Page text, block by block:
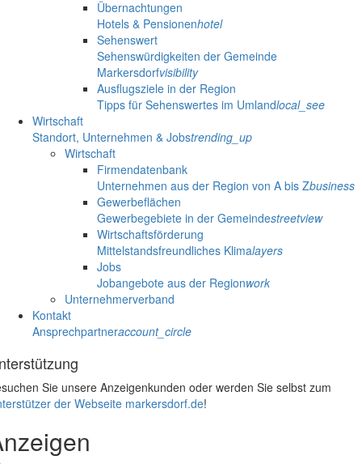
Übernachtungen
Hotels & Pensionenhotel
Sehenswert
Sehenswürdigkeiten der Gemeinde
Markersdorfvisibility
Ausflugsziele in der Region
Tipps für Sehenswertes im Umlandlocal_see
Wirtschaft
Standort, Unternehmen & Jobstrending_up
Wirtschaft
Firmendatenbank
Unternehmen aus der Region von A bis Zbusiness
Gewerbeflächen
Gewerbegebiete in der Gemeindestreetview
Wirtschaftsförderung
Mittelstandsfreundliches Klimalayers
Jobs
Jobangebote aus der Regionwork
Unternehmerverband
Kontakt
Ansprechpartneraccount_circle
Sie unsere Anzeigenkunden oder werden Sie selbst zum
der Webseite markersdorf.de!